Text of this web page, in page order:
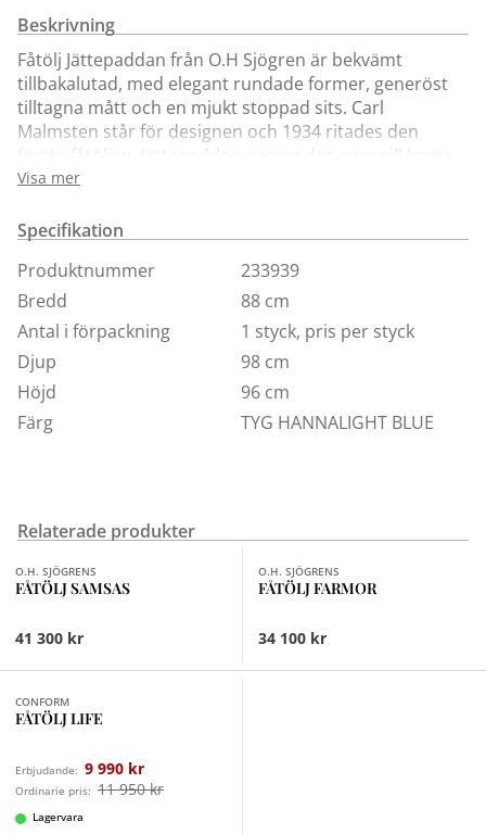
Beskrivning
Fåtölj Jättepaddan från O.H Sjögren är bekvämt
tillbakalutad, med elegant rundade former, generöst
tilltagna mått och en mjukt stoppad sits. Carl
Malmsten står för designen och 1934 ritades den
första fåtöljen. Jättepaddan passar den som vill krypa
upp och mysa i sin fåtölj eller lättjefullt sträcka ut sig
Fåtöljen kan kompletteras med två olika fotpallar, en
svartbetsad, natur eller mörkbrunbetsad ek.
Nackkudde ingår.
Fler tyger och färger finns för beställning i vår butik på
Södermalm. Jättepaddan finns att provsitta i vår butik
på Södermalm samt i Täby, Nacka, och Kungens Kurva.
Visa mer
Specifikation
Produktnummer
233939
Bredd
88 cm
Antal i förpackning
1 styck, pris per styck
Djup
98 cm
Höjd
96 cm
Färg
TYG HANNALIGHT BLUE
Relaterade produkter
Finns i fler val (3)
O.H. SJÖGRENS
FÅTÖLJ SAMSAS
41 300 kr
O.H. SJÖGRENS
FÅTÖLJ FARMOR
34 100 kr
CONFORM
FÅTÖLJ LIFE
Erbjudande: 9 990 kr
Ordinarie pris: 11 950 kr
Lagervara